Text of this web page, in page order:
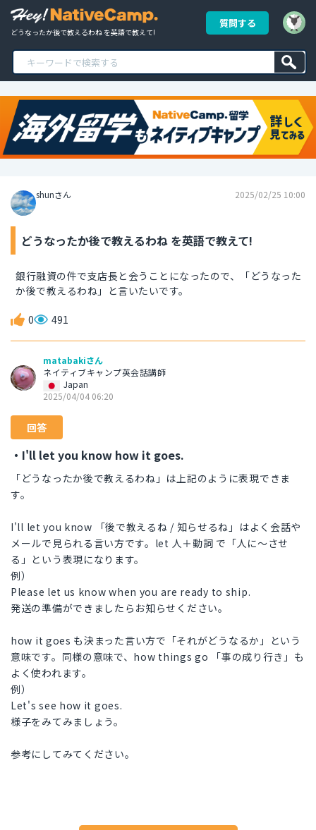
どうなったか後で教えるわね を英語で教えて!
質問する
shunさん 2025/02/25 10:00
どうなったか後で教えるわね を英語で教えて!
銀行融資の件で支店長と会うことになったので、「どうなった
か後で教えるわね」と言いたいです。
0 491
matabakiさん
ネイティブキャンプ英会話講師
Japan
2025/04/04 06:20
回答
・I'll let you know how it goes.
「どうなったか後で教えるわね」は上記のように表現できま
す。
I'll let you know 「後で教えるね / 知らせるね」はよく会話や
メールで見られる言い方です。let 人＋動詞 で「人に〜させ
る」という表現になります。
例）
Please let us know when you are ready to ship.
発送の準備ができましたらお知らせください。
how it goes も決まった言い方で「それがどうなるか」という
意味です。同様の意味で、how things go 「事の成り行き」も
よく使われます。
例）
Let's see how it goes.
様子をみてみましょう。
参考にしてみてください。